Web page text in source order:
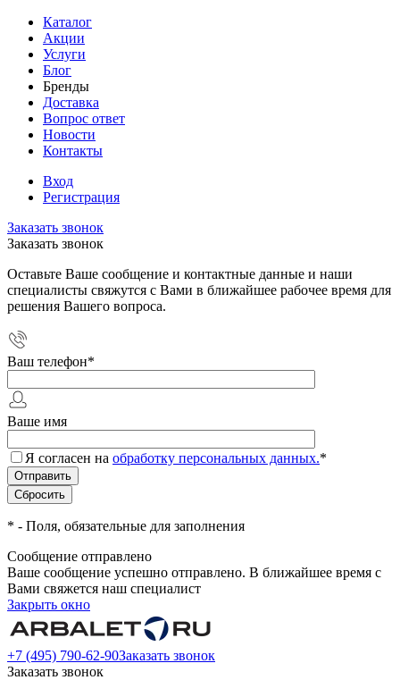
Каталог
Акции
Услуги
Блог
Бренды
Доставка
Вопрос ответ
Новости
Контакты
Вход
Регистрация
Заказать звонок
Заказать звонок
Оставьте Ваше сообщение и контактные данные и наши
специалисты свяжутся с Вами в ближайшее рабочее время для
решения Вашего вопроса.
Ваш телефон*
Ваше имя
Я согласен на обработку персональных данных.*
* - Поля, обязательные для заполнения
Сообщение отправлено
Ваше сообщение успешно отправлено. В ближайшее время с
Вами свяжется наш специалист
Закрыть окно
+7 (495) 790-62-90Заказать звонок
Заказать звонок